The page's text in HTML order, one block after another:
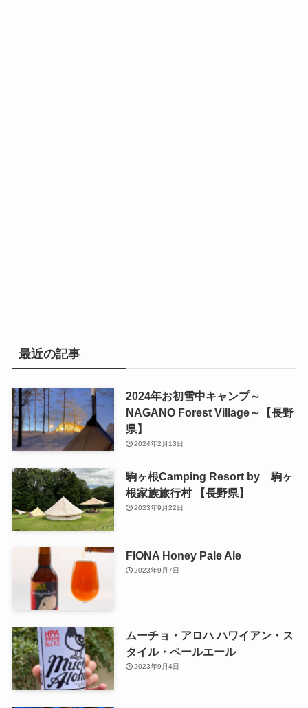
最近の記事
2024年お初雪中キャンプ～
NAGANO Forest Village～【長野
県】
2024年2月13日
駒ヶ根Camping Resort by 駒ヶ
根家族旅行村 【長野県】
2023年9月22日
FIONA Honey Pale Ale
2023年9月7日
ムーチョ・アロハ ハワイアン・ス
タイル・ペールエール
2023年9月4日